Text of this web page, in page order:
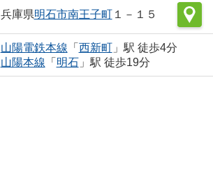
兵庫県明石市南王子町１－１５
山陽電鉄本線 「 西新町」駅 徒歩4分
山陽本線 「 明石」駅 徒歩19分